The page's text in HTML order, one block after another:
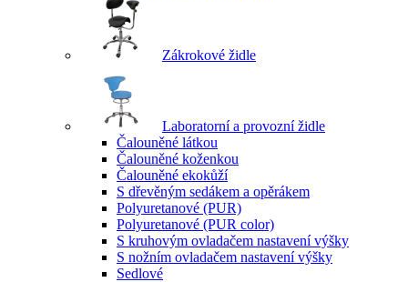
Zákrokové židle
Laboratorní a provozní židle
Čalouněné látkou
Čalouněné koženkou
Čalouněné ekokůží
S dřevěným sedákem a opěrákem
Polyuretanové (PUR)
Polyuretanové (PUR color)
S kruhovým ovladačem nastavení výšky
S nožním ovladačem nastavení výšky
Sedlové